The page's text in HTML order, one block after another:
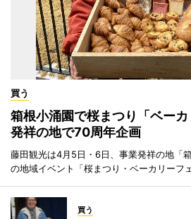
買う
箱根小涌園で桜まつり「ベー
発祥の地で70周年企画
藤田観光は4月5日・6日、事業発祥の地「
の地域イベント「桜まつり・ベーカリーフ
買う